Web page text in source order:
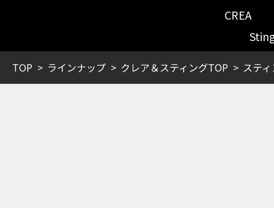
CREA
TOP ラインナップ クレア＆スティングTOP ステ